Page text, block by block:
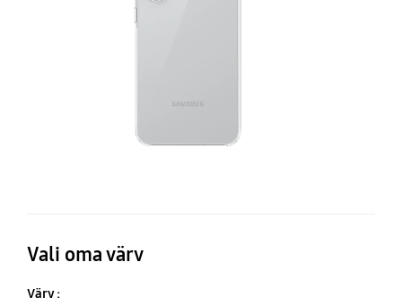
Vali oma värv
Värv :